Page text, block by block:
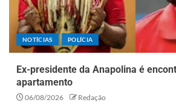
NOTÍCIAS POLÍCIA
Ex-presidente da Anapolina é
apartamento
06/08/2026 Redação